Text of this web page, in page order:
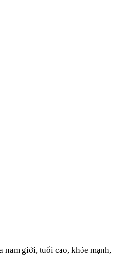
nam giới, tuổi cao, khỏe mạnh,